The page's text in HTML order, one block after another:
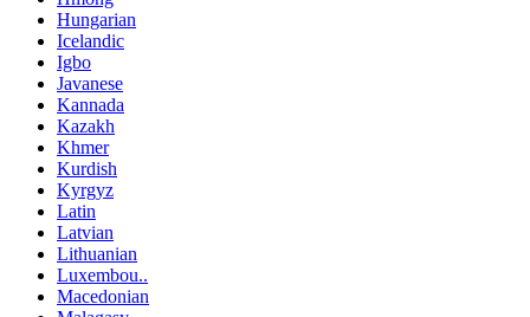
Hungarian
Icelandic
Igbo
Javanese
Kannada
Kazakh
Khmer
Kurdish
Kyrgyz
Latin
Latvian
Lithuanian
Luxembou..
Macedonian